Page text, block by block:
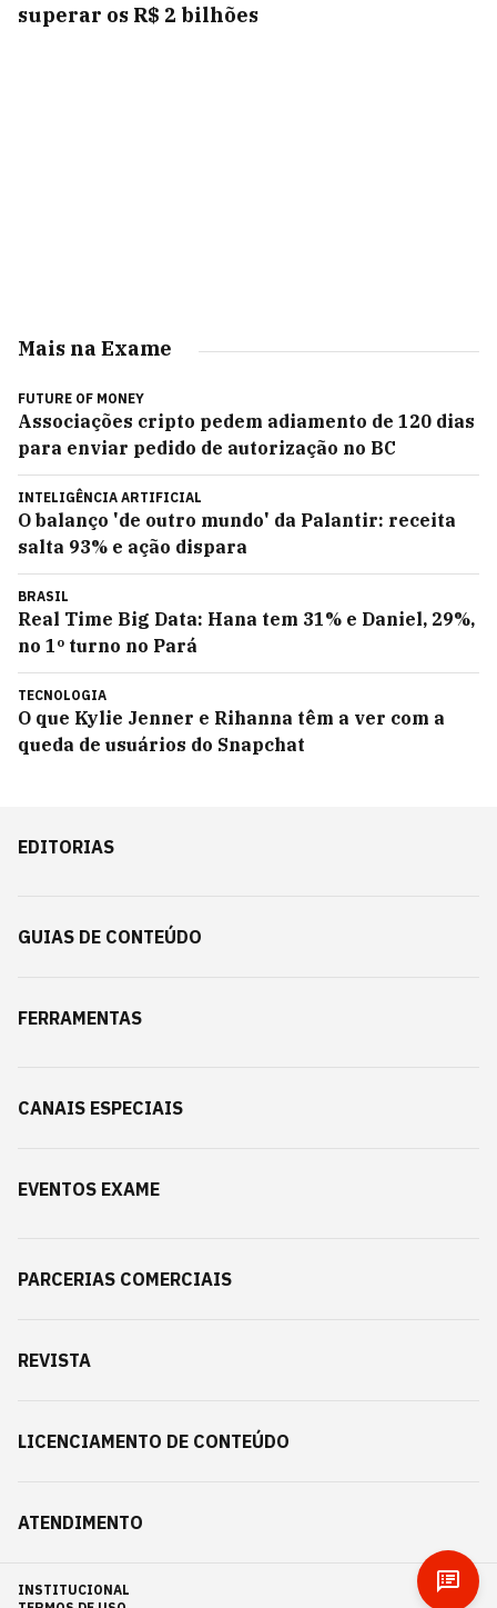
superar os R$ 2 bilhões
Mais na Exame
FUTURE OF MONEY
Associações cripto pedem adiamento de 120 dias
para enviar pedido de autorização no BC
INTELIGÊNCIA ARTIFICIAL
O balanço 'de outro mundo' da Palantir: receita
salta 93% e ação dispara
BRASIL
Real Time Big Data: Hana tem 31% e Daniel, 29%,
no 1º turno no Pará
TECNOLOGIA
O que Kylie Jenner e Rihanna têm a ver com a
queda de usuários do Snapchat
EDITORIAS
GUIAS DE CONTEÚDO
FERRAMENTAS
CANAIS ESPECIAIS
EVENTOS EXAME
PARCERIAS COMERCIAIS
REVISTA
LICENCIAMENTO DE CONTEÚDO
ATENDIMENTO
INSTITUCIONAL